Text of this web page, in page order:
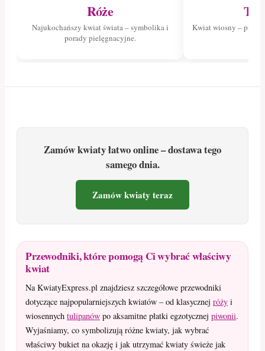
Róże
Najukochańszy kwiat świata – symbolika i
porady pielęgnacyjne.
Kwiat wiosny –
Zamów kwiaty łatwo online – dostawa tego
samego dnia.
Zamów kwiaty teraz
Przewodniki, które pomogą Ci wybrać właściwy
kwiat
Na KwiatyExpress.pl znajdziesz szczegółowe przewodniki
dotyczące najpopularniejszych kwiatów – od klasycznej róży i
wiosennych tulipanów po aksamitne płatki egzotycznej piwonii.
Wyjaśniamy, co symbolizują różne kwiaty, jak wybrać
właściwy bukiet na okazję i jak utrzymać kwiaty świeże jak